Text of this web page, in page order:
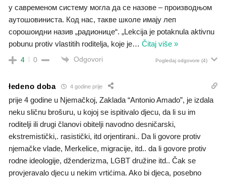
у савременом систему могла да се назове – производњом
аутошовиниста. Код нас, такве школе имају леп
сорошоидни назив „радионице“. „Lekcija je potaknula aktivnu
pobunu protiv vlastitih roditelja, koje je… Čitaj više »
4 0 Odgovori Pogledaj odgovore (4)
łedeno doba 4 godine prije
prije 4 godine u Njemačkoj, Zaklada “Antonio Amado”, je izdala
neku sličnu brošuru, u kojoj se ispitivalo djecu, da li su im
roditelji ili drugi članovi obitelji navodno desničarski,
ekstremistički,. rasistički, itd orjentirani.. Da li govore protiv
njemačke vlade, Merkelice, migracije, itd.. da li govore protiv
rodne ideologije, dženderizma, LGBT družine itd.. Čak se
provjeravalo djecu u nekim vrtićima. Ako bi djeca, posebno